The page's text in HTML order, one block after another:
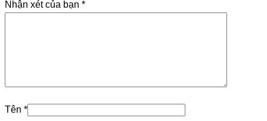
Nhận xét của bạn *
Tên *